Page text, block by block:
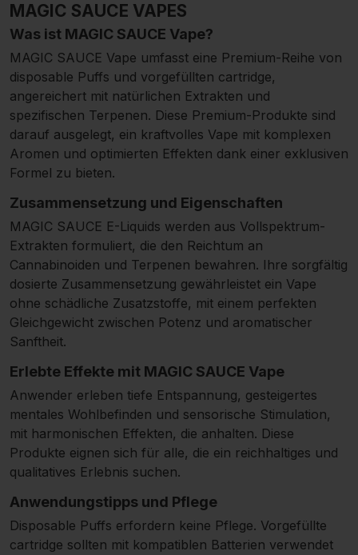
MAGIC SAUCE VAPES
Was ist MAGIC SAUCE Vape?
MAGIC SAUCE Vape umfasst eine Premium-Reihe von
disposable Puffs und vorgefüllten cartridge,
angereichert mit natürlichen Extrakten und
spezifischen Terpenen. Diese Premium-Produkte sind
darauf ausgelegt, ein kraftvolles Vape mit komplexen
Aromen und optimierten Effekten dank einer exklusiven
Formel zu bieten.
Zusammensetzung und Eigenschaften
MAGIC SAUCE E-Liquids werden aus Vollspektrum-
Extrakten formuliert, die den Reichtum an
Cannabinoiden und Terpenen bewahren. Ihre sorgfältig
dosierte Zusammensetzung gewährleistet ein Vape
ohne schädliche Zusatzstoffe, mit einem perfekten
Gleichgewicht zwischen Potenz und aromatischer
Sanftheit.
Erlebte Effekte mit MAGIC SAUCE Vape
Anwender erleben tiefe Entspannung, gesteigertes
mentales Wohlbefinden und sensorische Stimulation,
mit harmonischen Effekten, die anhalten. Diese
Produkte eignen sich für alle, die ein reichhaltiges und
qualitatives Erlebnis suchen.
Anwendungstipps und Pflege
Disposable Puffs erfordern keine Pflege. Vorgefüllte
cartridge sollten mit kompatiblen Batterien verwendet